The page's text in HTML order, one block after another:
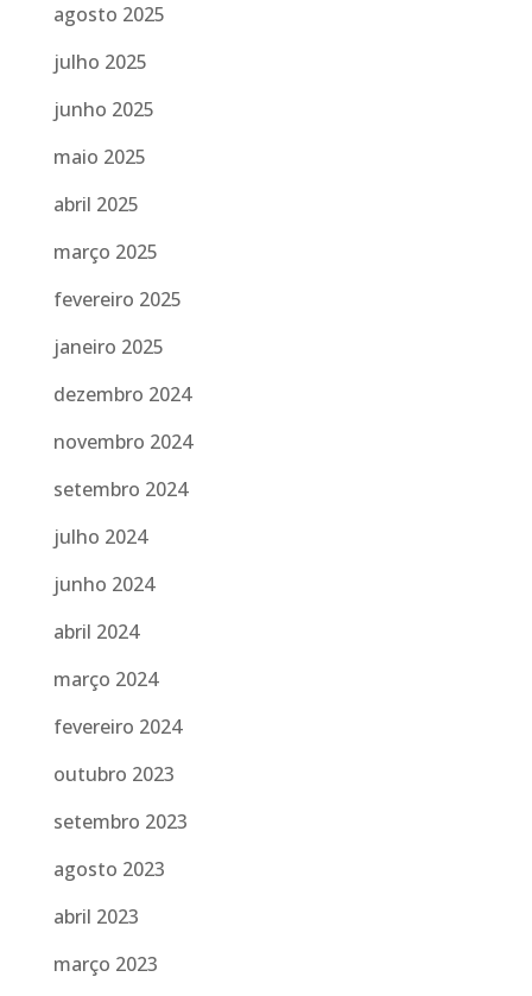
agosto 2025
julho 2025
junho 2025
maio 2025
abril 2025
março 2025
fevereiro 2025
janeiro 2025
dezembro 2024
novembro 2024
setembro 2024
julho 2024
junho 2024
abril 2024
março 2024
fevereiro 2024
outubro 2023
setembro 2023
agosto 2023
abril 2023
março 2023